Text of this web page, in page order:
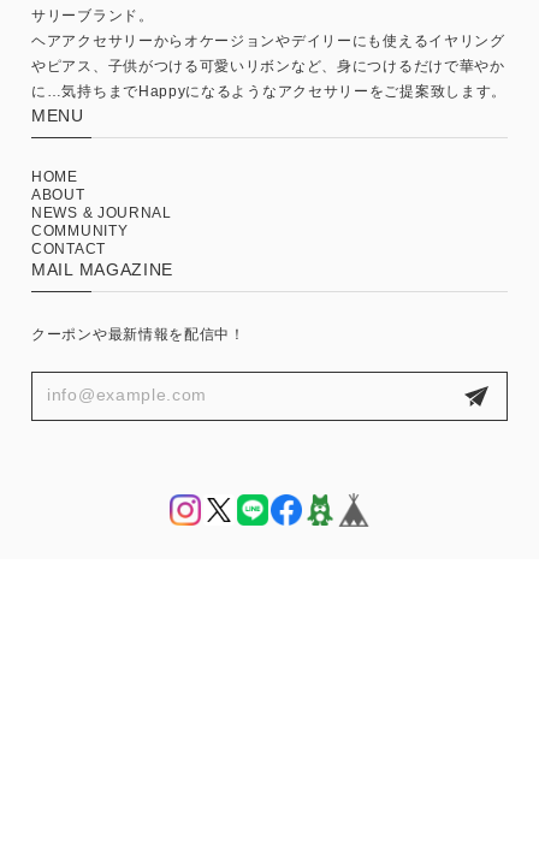
サリーブランド。
ヘアアクセサリーからオケージョンやデイリーにも使えるイヤリング
やピアス、子供がつける可愛いリボンなど、身につけるだけで華やか
に…気持ちまでHappyになるようなアクセサリーをご提案致します。
MENU
HOME
ABOUT
NEWS & JOURNAL
COMMUNITY
CONTACT
MAIL MAGAZINE
クーポンや最新情報を配信中！